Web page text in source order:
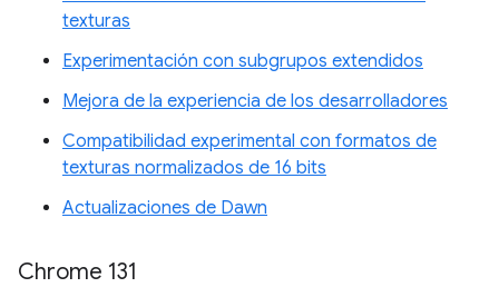
texturas
Experimentación con subgrupos extendidos
Mejora de la experiencia de los desarrolladores
Compatibilidad experimental con formatos de
texturas normalizados de 16 bits
Actualizaciones de Dawn
Chrome 131